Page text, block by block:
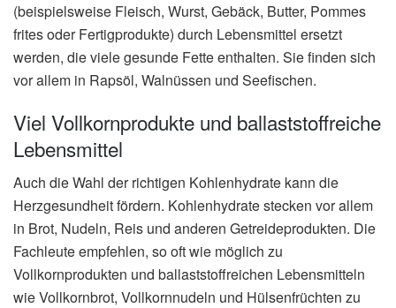
(beispielsweise Fleisch, Wurst, Gebäck, Butter, Pommes
frites oder Fertigprodukte) durch Lebensmittel ersetzt
werden, die viele gesunde Fette enthalten. Sie finden sich
vor allem in Rapsöl, Walnüssen und Seefischen.
Viel Vollkornprodukte und ballaststoffreiche
Lebensmittel
Auch die Wahl der richtigen Kohlenhydrate kann die
Herzgesundheit fördern. Kohlenhydrate stecken vor allem
in Brot, Nudeln, Reis und anderen Getreideprodukten. Die
Fachleute empfehlen, so oft wie möglich zu
Vollkornprodukten und ballaststoffreichen Lebensmitteln
wie Vollkornbrot, Vollkornnudeln und Hülsenfrüchten zu